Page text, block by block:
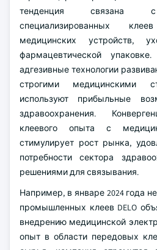
тенденция связана с
специализированных
медицинских
фармацевтической
адгезивные технологии
строгими медицинскими
используют прибыльные
здравоохранения.
клеевого опыта с
стимулирует рост рынка,
потребности сектора
решениями для связывания.
Например, в январе 2024 года
промышленных клеев DELO
внедрению медицинской
опыт в области передовых